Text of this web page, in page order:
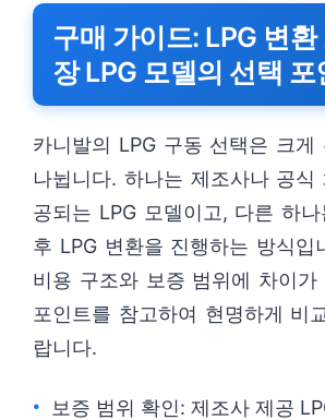
구매 가이드: LPG 변
장 LPG 모델의 선택 포
카니발의 LPG 구동 선택은 크게
나뉩니다. 하나는 제조사나 공식
공되는 LPG 모델이고, 다른 하
후 LPG 변환을 진행하는 방식입
비용 구조와 보증 범위에 차이가
포인트를 참고하여 현명하게 비
랍니다.
보증 범위 확인: 제조사 제공